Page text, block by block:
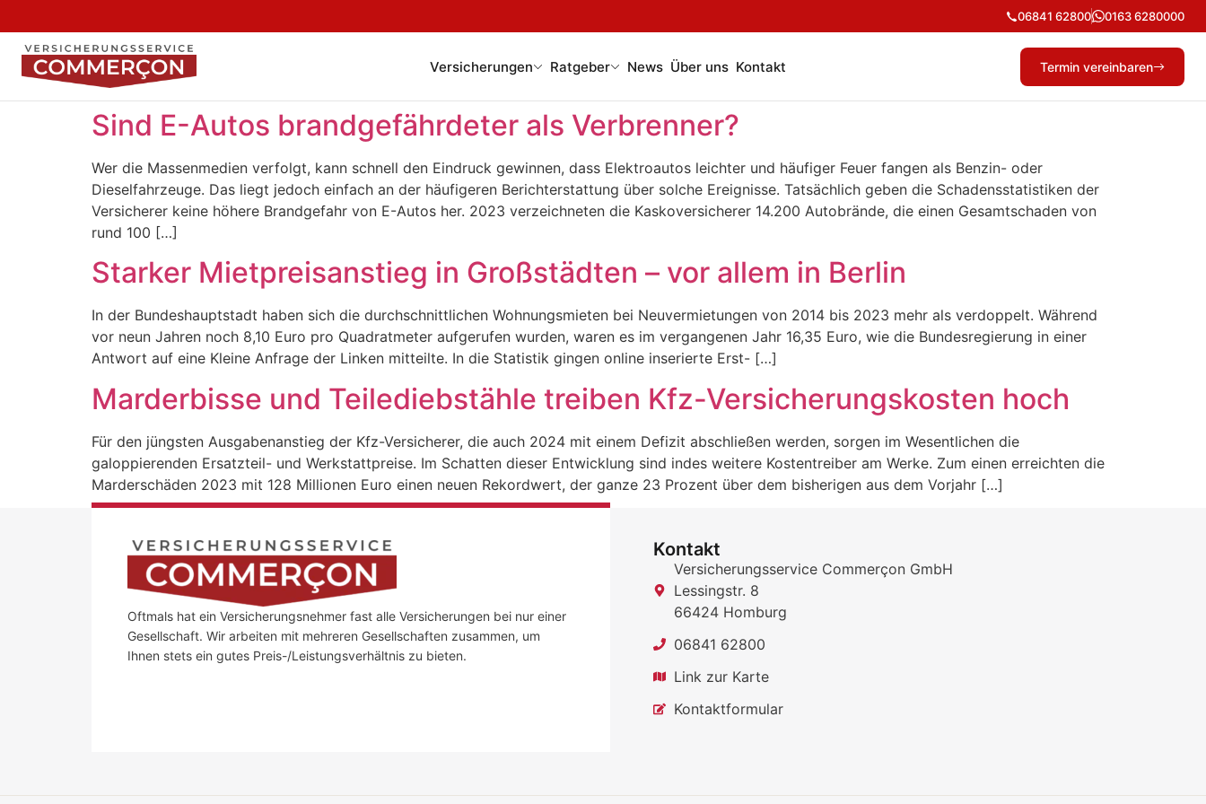
06841 62800 0163 6280000
Versicherungen Ratgeber News Über uns Kontakt Termin vereinbaren
Sind E-Autos brandgefährdeter als Verbrenner?
Wer die Massenmedien verfolgt, kann schnell den Eindruck gewinnen, dass Elektroautos leichter und häufiger Feuer fangen als Benzin- oder
Dieselfahrzeuge. Das liegt jedoch einfach an der häufigeren Berichterstattung über solche Ereignisse. Tatsächlich geben die Schadensstatistiken der
Versicherer keine höhere Brandgefahr von E-Autos her. 2023 verzeichneten die Kaskoversicherer 14.200 Autobrände, die einen Gesamtschaden von
rund 100 […]
Starker Mietpreisanstieg in Großstädten – vor allem in Berlin
In der Bundeshauptstadt haben sich die durchschnittlichen Wohnungsmieten bei Neuvermietungen von 2014 bis 2023 mehr als verdoppelt. Während
vor neun Jahren noch 8,10 Euro pro Quadratmeter aufgerufen wurden, waren es im vergangenen Jahr 16,35 Euro, wie die Bundesregierung in einer
Antwort auf eine Kleine Anfrage der Linken mitteilte. In die Statistik gingen online inserierte Erst- […]
Marderbisse und Teilediebstähle treiben Kfz-Versicherungskosten hoch
Für den jüngsten Ausgabenanstieg der Kfz-Versicherer, die auch 2024 mit einem Defizit abschließen werden, sorgen im Wesentlichen die
galoppierenden Ersatzteil- und Werkstattpreise. Im Schatten dieser Entwicklung sind indes weitere Kostentreiber am Werke. Zum einen erreichten die
Marderschäden 2023 mit 128 Millionen Euro einen neuen Rekordwert, der ganze 23 Prozent über dem bisherigen aus dem Vorjahr […]
Oftmals hat ein Versicherungsnehmer fast alle Versicherungen bei nur einer
Gesellschaft. Wir arbeiten mit mehreren Gesellschaften zusammen, um
Ihnen stets ein gutes Preis-/Leistungsverhältnis zu bieten.
Kontakt
Versicherungsservice Commerçon GmbH
Lessingstr. 8
66424 Homburg
06841 62800
Link zur Karte
Kontaktformular